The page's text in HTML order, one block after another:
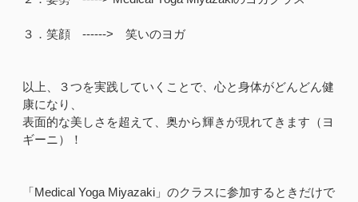
３．笑顔 ------> 笑いのヨガ
以上、３つを実践していくことで、心と身体がどんどん健
康になり、
表面的な美しさを超えて、奥から輝きが現れてきます（ヨ
ギーニ）！
「Medical Yoga Miyazaki」のクラスに参加するときだけで